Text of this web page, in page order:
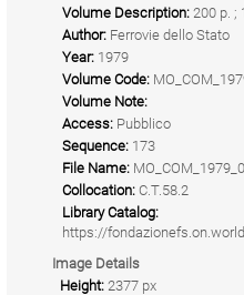
Volume Description: 200 p. ;
Author: Ferrovie dello Stato
Year: 1979
Volume Code:
Volume Note:
Access: Pubblico
Sequence: 173
File Name:
Collocation: C.T.58.2
Library Catalog:
https://
Image Details
Height: 2377 px